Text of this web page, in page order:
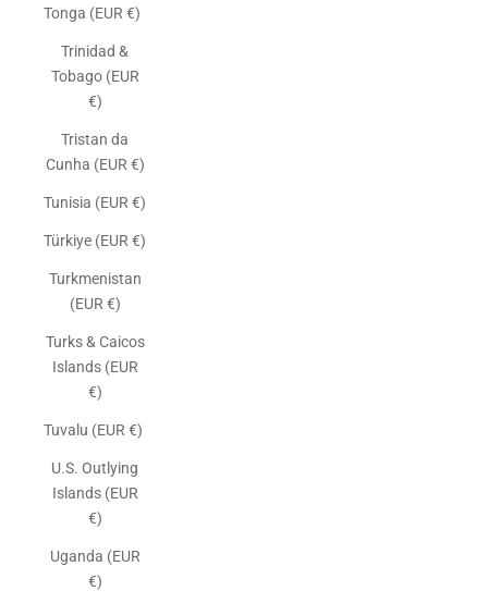
Tonga (EUR €)
Trinidad &
Tobago (EUR
€)
Tristan da
Cunha (EUR €)
Tunisia (EUR €)
Türkiye (EUR €)
Turkmenistan
(EUR €)
Turks & Caicos
Islands (EUR
€)
Tuvalu (EUR €)
U.S. Outlying
Islands (EUR
€)
Uganda (EUR
€)